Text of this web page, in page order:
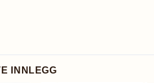
INNLEGG